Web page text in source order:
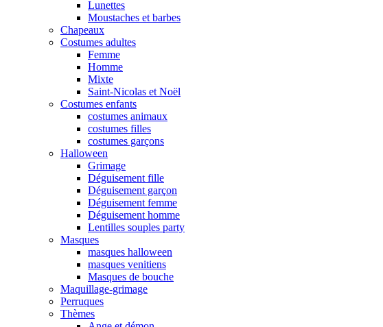
Lunettes
Moustaches et barbes
Chapeaux
Costumes adultes
Femme
Homme
Mixte
Saint-Nicolas et Noël
Costumes enfants
costumes animaux
costumes filles
costumes garçons
Halloween
Grimage
Déguisement fille
Déguisement garçon
Déguisement femme
Déguisement homme
Lentilles souples party
Masques
masques halloween
masques venitiens
Masques de bouche
Maquillage-grimage
Perruques
Thèmes